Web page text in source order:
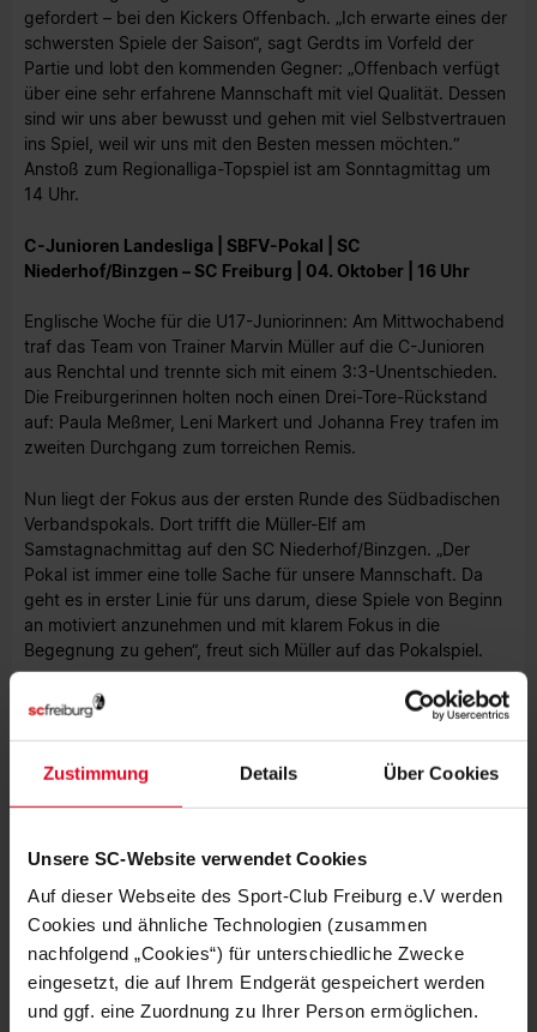
Zustimmung Details Über Cookies
Unsere SC-Website verwendet Cookies
Auf dieser Webseite des Sport-Club Freiburg e.V werden
Cookies und ähnliche Technologien (zusammen
nachfolgend „Cookies“) für unterschiedliche Zwecke
eingesetzt, die auf Ihrem Endgerät gespeichert werden
und ggf. eine Zuordnung zu Ihrer Person ermöglichen.
gefordert – bei den Kickers Offenbach. „Ich erwarte eines der
schwersten Spiele der Saison“, sagt Gerdts im Vorfeld der
Partie und lobt den kommenden Gegner: „Offenbach verfügt
über eine sehr erfahrene Mannschaft mit viel Qualität. Dessen
sind wir uns aber bewusst und gehen mit viel Selbstvertrauen
ins Spiel, weil wir uns mit den Besten messen möchten.“
Anstoß zum Regionalliga-Topspiel ist am Sonntagmittag um
14 Uhr.
C-Junioren Landesliga | SBFV-Pokal | SC
Niederhof/Binzgen – SC Freiburg | 04. Oktober | 16 Uhr
Englische Woche für die U17-Juniorinnen: Am Mittwochabend
traf das Team von Trainer Marvin Müller auf die C-Junioren
aus Renchtal und trennte sich mit einem 3:3-Unentschieden.
Die Freiburgerinnen holten noch einen Drei-Tore-Rückstand
auf: Paula Meßmer, Leni Markert und Johanna Frey trafen im
zweiten Durchgang zum torreichen Remis.
Nun liegt der Fokus aus der ersten Runde des Südbadischen
Verbandspokals. Dort trifft die Müller-Elf am
Samstagnachmittag auf den SC Niederhof/Binzgen. „Der
Pokal ist immer eine tolle Sache für unsere Mannschaft. Da
geht es in erster Linie für uns darum, diese Spiele von Beginn
an motiviert anzunehmen und mit klarem Fokus in die
Begegnung zu gehen“, freut sich Müller auf das Pokalspiel.
Weitere Spiele:
Oktober | 16 Uhr
MEHR NEWS